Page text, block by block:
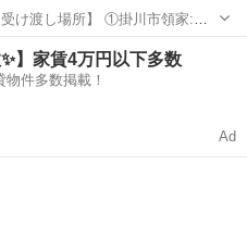
パマントダックス掛川店 ③袋
ご希望の場所まで郵送します
】家賃4万円以下多数
物件多数掲載！
Ad